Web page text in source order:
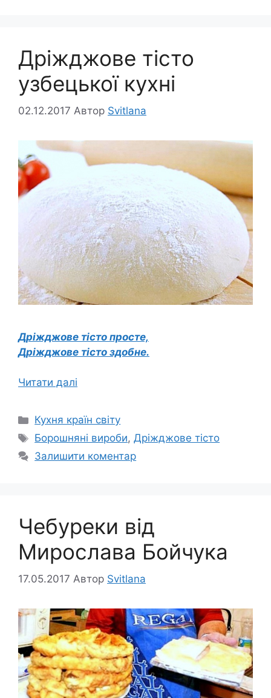
Дріжджове тісто
узбецької кухні
02.12.2017 Автор Svitlana
Дріжджове тісто просте,
Дріжджове тісто здобне.
Читати далі
Категорії
Кухня країн світу
Позначки
Борошняні вироби,Дріжджове тісто
Залишити коментар
Чебуреки від
Мирослава Бойчука
17.05.2017 Автор Svitlana